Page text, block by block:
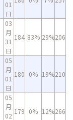
01
日
03
月
31
日
184 83% 29%206
05
月
01
日
180 0% 19%210
05
月
02
179 0% 12%266